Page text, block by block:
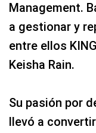
Management.
a gestionar y
entre ellos
Keisha Rain.
Su pasión por
llevó a